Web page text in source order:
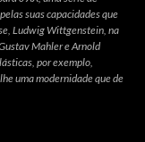
suas capacidades que
Ludwig Wittgenstein, na
Mahler e Arnold
por exemplo,
uma modernidade que de